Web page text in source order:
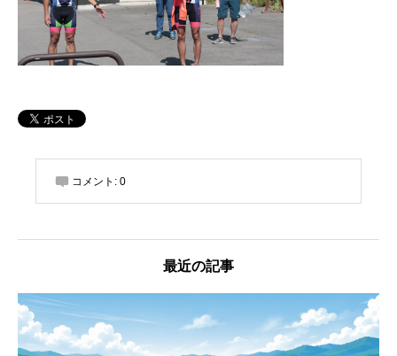
コメント: 0
最近の記事